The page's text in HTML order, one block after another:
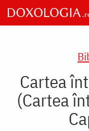
Skip
to
main
Cartea
(Cartea